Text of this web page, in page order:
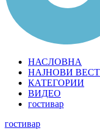
НАСЛОВНА
НАЈНОВИ
КАТЕГОРИИ
ВИДЕО
гостивар
гостивар